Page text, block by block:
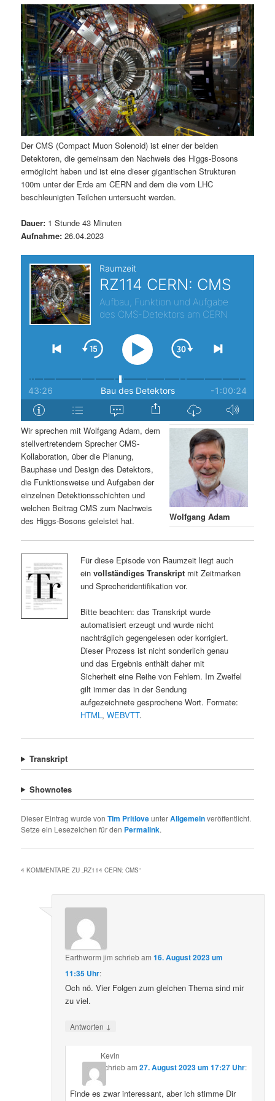
ä
r
e
n
I
n
h
l
t
s
p
n
g
e
n
n
d
ä
r
e
n
I
h
a
l
t
r
i
n
g
e
n
a
v
i
g
a
t
i
o
n
Der CMS (Compact Muon Solenoid) ist einer der beiden
Detektoren, die gemeinsam den Nachweis des Higgs-Bosons
ermöglicht haben und ist eine dieser gigantischen Strukturen
100m unter der Erde am CERN and dem die vom LHC
beschleunigten Teilchen untersucht werden.
Dauer: 1 Stunde 43 Minuten
Aufnahme: 26.04.2023
Wolfgang Adam
Wir sprechen mit Wolfgang Adam, dem
stellvertretendem Sprecher CMS-
Kollaboration, über die Planung,
Bauphase und Design des Detektors,
die Funktionsweise und Aufgaben der
einzelnen Detektionsschichten und
welchen Beitrag CMS zum Nachweis
des Higgs-Bosons geleistet hat.
Für diese Episode von Raumzeit liegt auch
ein vollständiges Transkriptmit Zeitmarken
und Sprecheridentifikation vor.
Bitte beachten: das Transkript wurde
automatisiert erzeugt und wurde nicht
nachträglich gegengelesen oder korrigiert.
Dieser Prozess ist nicht sonderlich genau
und das Ergebnis enthält daher mit
Sicherheit eine Reihe von Fehlern. Im Zweifel
gilt immer das in der Sendung
aufgezeichnete gesprochene Wort. Formate:
HTML, WEBVTT.
Transkript
Shownotes
Dieser Eintrag wurde vonTim PritloveunterAllgemeinveröffentlicht.
Setze ein Lesezeichen für den Permalink.
4 KOMMENTARE ZU „ RZ114 CERN: CMS“
Earthworm jim schriebam16. August 2023 um
11:35 Uhr:
Och nö. Vier Folgen zum gleichen Thema sind mir
zu viel.
Antworten ↓
Kevin
schriebam 27. August 2023 um 17:27 Uhr:
Finde es zwar interessant, aber ich stimme Dir